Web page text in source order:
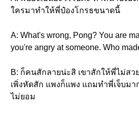
ใครมาทำให้พี่ป๋องโกรธขนาดนี้
A: What's wrong, Pong? You are
you're angry at someone. Who
B: ก็คนสักลายน่ะสิ เขาสักให้พี่ไม่สว
เพิ่งหัดสัก แพงก็แพง แถมทำพี่เจ็บม
ไม่ยอม